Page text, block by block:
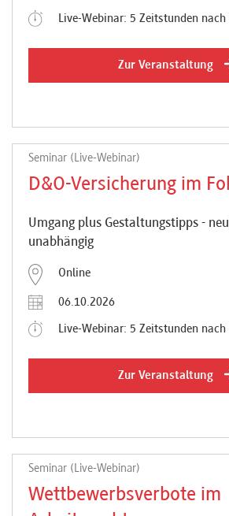
Live-Webinar: 5 Zeitstunden nach
Zur Veranstaltung
Seminar (Live-Webinar)
D&O-Versicherung im
Umgang plus Gestaltungstipps -
unabhängig
Online
06.10.2026
Live-Webinar: 5 Zeitstunden nach
Zur Veranstaltung
Seminar (Live-Webinar)
Wettbewerbsverbote im